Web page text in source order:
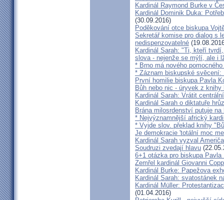
Kardinál Raymond Burke v
Kardinál Dominik Duka:
(30.09.2016)
Poděkování otce biskupa
Sekretář komise pro dialog s
nedispenzovatelné
Kardinál Sarah: "Ti, kteří
slova - nejenže se mýlí, ale i
* Brno má nového
* Záznam biskupské svěcení:
První homilie biskupa Pavla
Bůh nebo nic - úryvek z knihy
Kardinál Sarah: Vrátit
Kardinál Sarah o diktatuře
Brána milosrdenství putuje
* Nejvýznamnější africký
* Vyjde slov. překlad knihy
Je demokracie 'totální moc
Kardinál Sarah vyzval
Soudruzi zvedají hlavu
6+1 otázka pro biskupa Pavla
Zemřel kardinál Giovanni
Kardinál Burke: Papežova
Kardinál Sarah: svatostánek
Kardinál Müller:
(01.04.2016)